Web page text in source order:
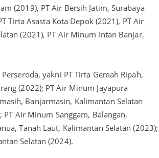
(2019), PT Air Bersih Jatim, Surabaya
Tirta Asasta Kota Depok (2021), PT Air
(2021), PT Air Minum Intan Banjar,
yakni PT Tirta Gemah Ripah,
(2022); PT Air Minum Jayapura
Banjarmasin, Kalimantan Selatan
Air Minum Sanggam, Balangan,
Tanah Laut, Kalimantan Selatan (2023);
Selatan (2024).